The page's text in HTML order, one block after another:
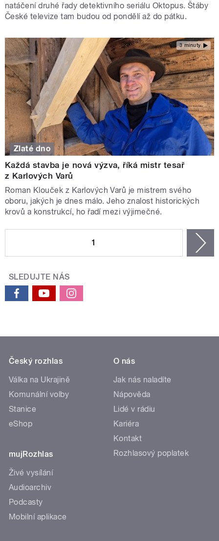
natáčení druhé řady detektivního seriálu Oktopus. Štáby
České televize tam budou od pondělí až do pátku.
3 minuty
Zlaté dno
Každá stavba je nová výzva, říká mistr tesař
z Karlových Varů
Roman Klouček z Karlových Varů je mistrem svého
oboru, jakých je dnes málo. Jeho znalost historických
krovů a konstrukcí, ho řadí mezi výjimečné.
1
SLEDUJTE NÁS
Český rozhlas
Válka na Ukrajině
Komunální volby
Stanice
eShop
mujRozhlas
Živé vysílání
Audioarchiv
Podcasty
Mobilní aplikace
O nás
Jak nás naladíte
Nápověda
Lidé v rádiu
Kariéra
Kontakt
Rozhlasový poplatek